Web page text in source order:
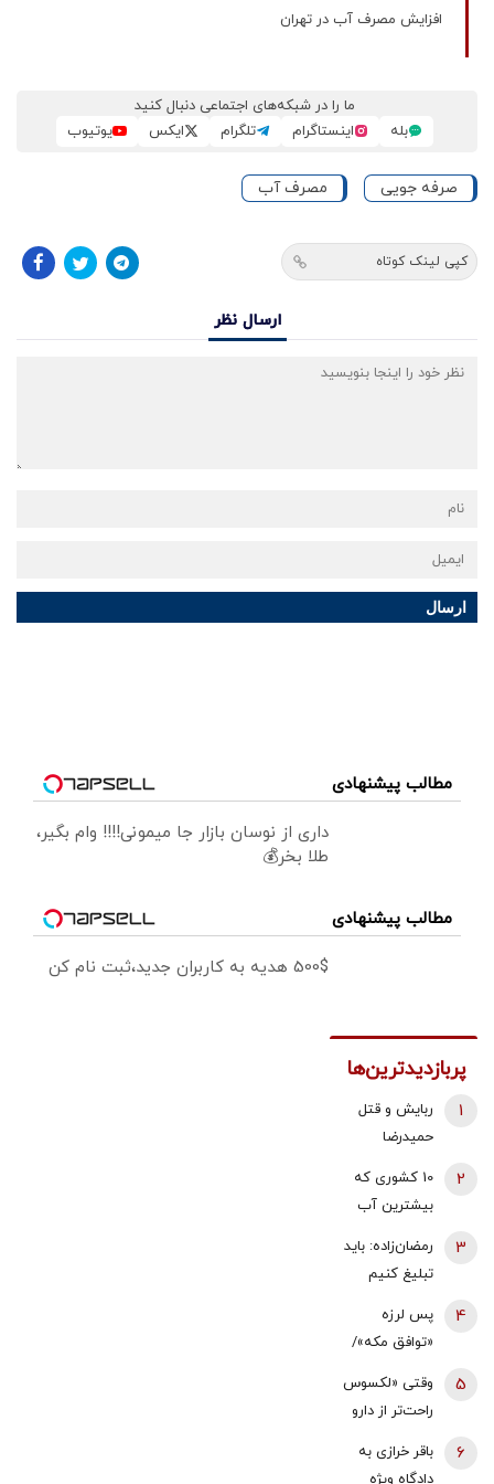
افزایش مصرف آب در تهران
ما را در شبکه‌های اجتماعی دنبال کنید
بله
اینستاگرام تلگرام ایکس یوتیوب
صرفه جویی مصرف آب
کپی لینک کوتاه
ارسال نظر
ارسال
مطالب پیشنهادی
داری از نوسان بازار جا میمونی!!!! وام بگیر،
طلا بخر💰
مطالب پیشنهادی
500$ هدیه به کاربران جدید،ثبت نام کن
پربازدیدترین‌ها
ربایش و قتل
حمیدرضا
شد/ ارسال
ویدئویی از
لحظه قتل او
برای
عکس
1
10 کشوری که
بیشترین آب
دارند
2
رمضان‌زاده: باید
تبلیغ کنیم
ضداسرائیلی
است، نه
ضدایرانی | ما
هم می‌توانیم
3
پس لرزه
«توافق مکه»/
داد: بر علیه
ایران نیست
4
وقتی «لکسوس
راحت‌تر از دارو
کرمانپور: بیش
5
باقر خرازی به
دادگاه ویژه
6